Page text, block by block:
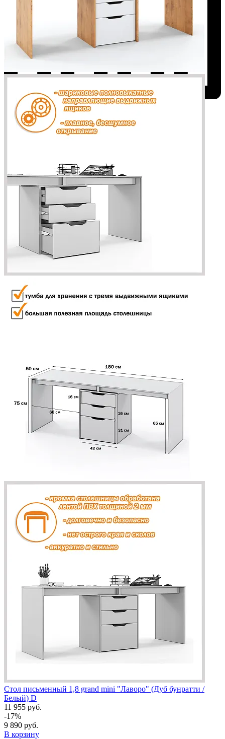
Добавить к сравнению
Стол письменный 1,8 grand mini "Лаворо" (Дуб бунратти /
Белый) D
11 955 руб.
-17%
9 890 руб.
В корзину